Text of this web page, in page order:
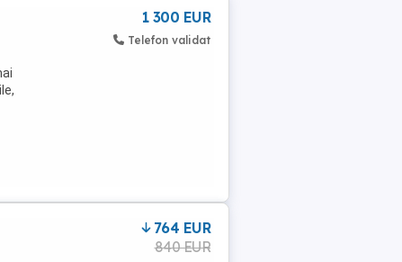
1 300 EUR
Telefon validat
764 EUR
840 EUR